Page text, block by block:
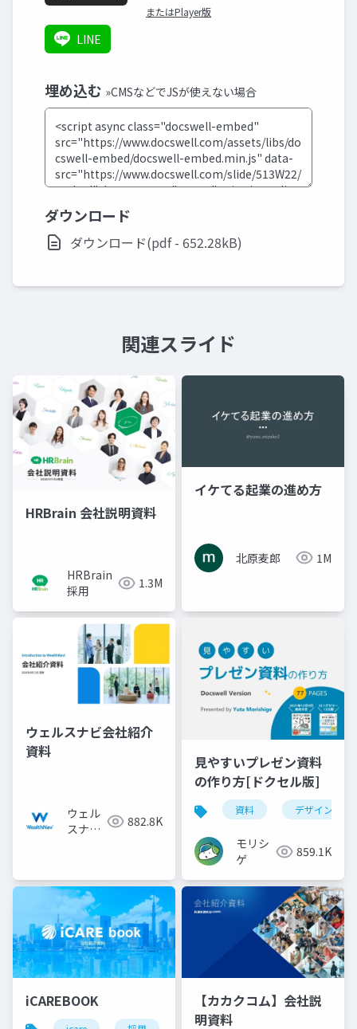
またはPlayer版
LINE
埋め込む »CMSなどでJSが使えない場合
ダウンロード
ダウンロード(pdf - 652.28kB)
関連スライド
HRBrain 会社説明資料
HRBrain
採用
1.3M
イケてる起業の進め方
北原麦郎 1M
ウェルスナビ会社紹介
資料
ウェル
スナビ
882.8K
見やすいプレゼン資料
の作り方[ドクセル版]
資料 デザイン
モリシ
ゲ
859.1K
iCAREBOOK
【カカクコム】会社説
明資料